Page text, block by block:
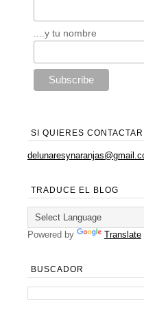
....y tu nombre
SI QUIERES
TRADUCE EL BLOG
Powered by Translate
BUSCADOR